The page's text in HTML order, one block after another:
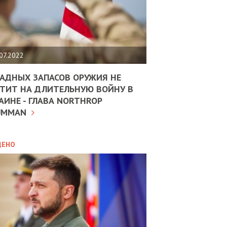
ЗАПАСОВ ОРУЖИЯ НЕ
НА ДЛИТЕЛЬНУЮ ВОЙНУ В
- ГЛАВА NORTHROP
10.02.2025